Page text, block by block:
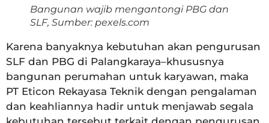
Bangunan wajib mengantongi PBG dan
SLF, Sumber: pexels.com
Karena banyaknya kebutuhan akan pengurusan
SLF dan PBG di Palangkaraya–khususnya
bangunan perumahan untuk karyawan, maka
PT Eticon Rekayasa Teknik dengan pengalaman
dan keahliannya hadir untuk menjawab segala